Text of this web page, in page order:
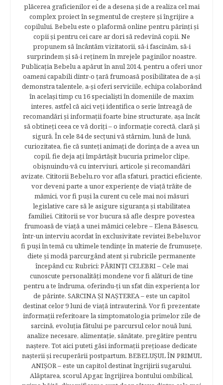
plăcerea graficienilor ei de a desena şi de a realiza cel mai
complex proiect în segmentul de creştere şi îngrijire a
copilului. Bebelu este o plaformă online pentru părinţi şi
copii şi pentru cei care ar dori să redevină copii. Ne
propunem să încântăm vizitatorii, să-i fascinăm, să-i
surprindem şi să-i reţinem în mrejele paginilor noastre.​
Publicația Bebelu a apărut în anul 2014, pentru a oferi unor
oameni capabili dintr-o ţară frumoasă posibilitatea de a-şi
demonstra talentele, a-şi oferi serviciile, echipa colaborând
în acelaşi timp cu 16 specialişti în domeniile de maxim
interes, astfel că aici veţi identifica o serie întreagă de
recomandări şi informaţii foarte bine structurate, aşa încât
să obtineţi ceea ce vă doriţi – o informaţie corectă, clară şi
sigură. În cele 84 de secțuni vă stârnim, lună de lună,
curiozitatea, fie că sunteţi animaţi de dorinţa de a avea un
copil, fie deja aţi împărtăşit bucuria primelor clipe,
obişnuindu-vă cu interviuri, articole şi recomandări
avizate. Cititorii Bebelu.ro vor afla sfaturi, practici eficiente,
vor deveni parte a unor experienţe de viaţă trăite de
mămici, vor fi puşi la curent cu cele mai noi măsuri
legislative care să le asigure siguranţa şi stabilitatea
familiei. Cititorii se vor bucura să afle despre povestea
frumoasă de viață a unei mămici celebre – Elena Băsescu,
într-un interviu acordat în exclusivitate revistei Bebelu,vor
fi puşi în temă cu ultimele tendinţe în materie de frumuseţe,
diete şi modă parcurgând atent şi rubricile permanente
începând cu: Rubrici: PĂRINŢI CELEBRI – Cele mai
cunoscute personalităţi mondene vor fi alături de tine
pentru a te îndruma, oferindu-ţi un sfat din experienţa lor
de părinte. SARCINA ŞI NAŞTEREA – este un capitol
destinat celor 9 luni de viaţă intrauterină. Vor fi prezentate
informaţii referitoare la simptomatologia primelor zile de
sarcină, evoluţia fătului pe parcursul celor nouă luni,
analize necesare, alimentaţie, sănătate, pregătire pentru
naştere. Tot aici puteti găsi informaţii preţioase dedicate
naşterii şi recuperării postpartum. BEBELUŞUL ÎN PRIMUL
ANIŞOR – este un capitol destinat îngrijirii sugarului.
Alăptarea, scorul Apgar, îngrijirea bontului ombilical,